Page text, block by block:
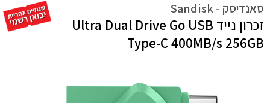
סאנדיסק - Sandisk
זכרון נייד Ultra Dual Drive Go USB
Type-C 400MB/s 256GB